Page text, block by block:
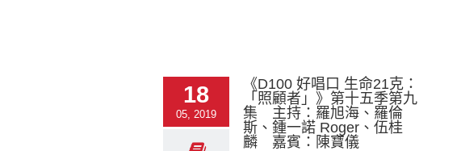
18
05, 2019
《D100 好唱口 生命21克：
「照顧者」》第十五季第九
集 主持：羅旭海、羅倫
斯、鍾一諾 Roger、伍桂
麟 嘉賓：陳寶儀